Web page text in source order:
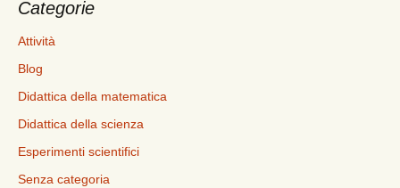
Categorie
Attività
Blog
Didattica della matematica
Didattica della scienza
Esperimenti scientifici
Senza categoria